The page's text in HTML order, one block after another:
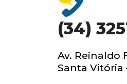
(34)
Av. Reinaldo
Santa Vitória